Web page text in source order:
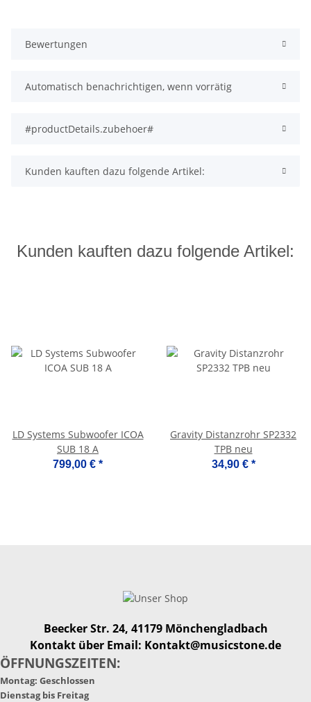
Bewertungen
Automatisch benachrichtigen, wenn vorrätig
#productDetails.zubehoer#
Kunden kauften dazu folgende Artikel:
Kunden kauften dazu folgende Artikel:
LD Systems Subwoofer ICOA
SUB 18 A
799,00 € *
Gravity Distanzrohr SP2332
TPB neu
34,90 € *
Beecker Str. 24, 41179 Mönchengladbach
Kontakt über Email: Kontakt@musicstone.de
ÖFFNUNGSZEITEN:
Montag: Geschlossen
Dienstag bis Freitag